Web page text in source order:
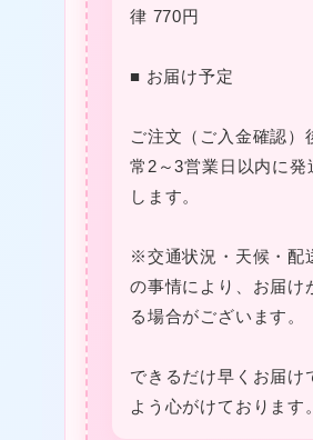
律 770円
■ お届け予定
ご注文（ご入金確認）
常2～3営業日以内に発
します。
※交通状況・天候・配
の事情により、お届け
る場合がございます。
できるだけ早くお届け
よう心がけております。
❤